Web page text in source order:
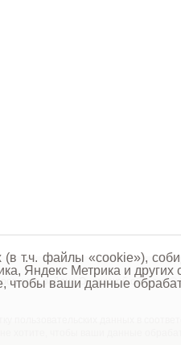
района Орловской области ©
пользовательских данных в
(в т.ч. файлы «cookie»),
Яндекс Метрика и других
чтобы ваши данные